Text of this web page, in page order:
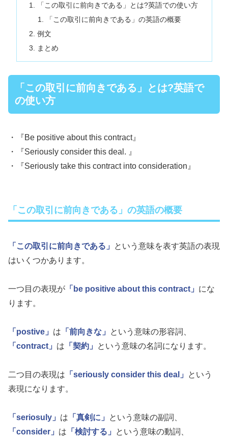
「この取引に前向きである」とは?英語での使い方
「この取引に前向きである」の英語の概要
例文
まとめ
「この取引に前向きである」とは?英語で
の使い方
・『Be positive about this contract』
・『Seriously consider this deal. 』
・『Seriously take this contract into consideration』
「この取引に前向きである」の英語の概要
「この取引に前向きである」
という意味を表す英語の表現
はいくつかあります。
一つ目の表現が 「be positive about this contract」 にな
ります。
「postive」 は 「前向きな」
という意味の形容詞、
「contract」 は 「契約」 という意味の名詞になります。
二つ目の表現は 「seriously consider this deal」
という
表現になります。
「seriosuly」 は 「真剣に」
という意味の副詞、
「consider」 は 「検討する」 という意味の動詞、